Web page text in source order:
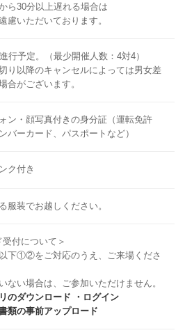
ら30分以上遅れる場合は
慮いただいております。
行予定。（最少開催人数：4対4）
り以降のキャンセルによっては男女差
合がございます。
ン・顔写真付きの身分証（運転免許
バーカード、パスポートなど）
ク付き
服装でお越しください。
受付について＞
以下①②をご対応のうえ、ご来場くださ
ない場合は、ご参加いただけません。
のダウンロード ・ログイン
類の事前アップロード